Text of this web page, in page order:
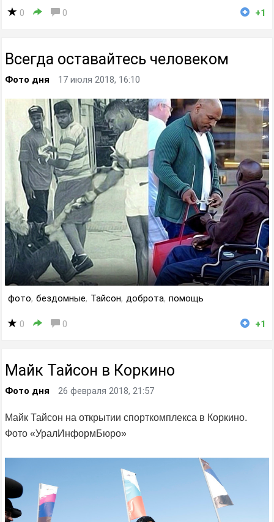
0 0 +1
Всегда оставайтесь человеком
Фото дня 17 июля 2018, 16:10
фото, бездомные, Тайсон, доброта, помощь
0 0 +1
Майк Тайсон в Коркино
Фото дня 26 февраля 2018, 21:57
Майк Тайсон на открытии спорткомплекса в Коркино.
Фото «УралИнформБюро»